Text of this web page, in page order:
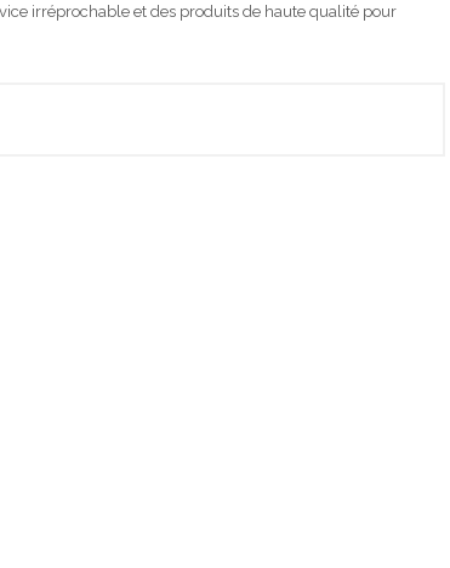
irréprochable et des produits de haute qualité pour